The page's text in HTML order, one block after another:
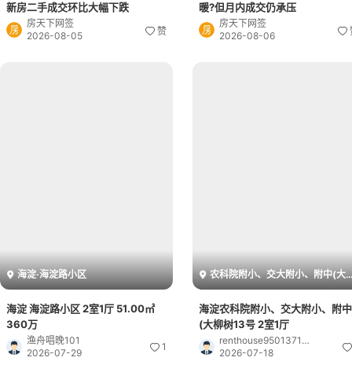
新房二手成交环比大幅下跌
房天下网签
2026-08-05
赞
暖?但月内成交仍承压
房天下网签
2026-08-06
海淀·海淀路小区
海淀 海淀路小区 2室1厅 51.00㎡
360万
渔舟唱晚101
2026-07-29
1
农科院附小、交大附小、附中(大柳树13号
海淀农科院附小、交大附小、附中
(大柳树13号 2室1厅
renthouse9501371140
2026-07-18